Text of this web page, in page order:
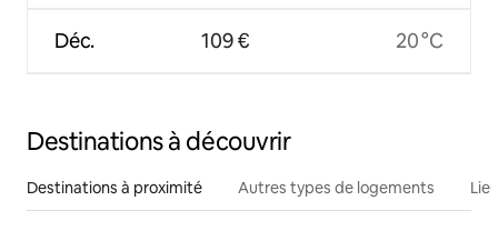
Déc. 109 € 20 °C
Destinations à découvrir
Destinations à proximité Autres types de logements